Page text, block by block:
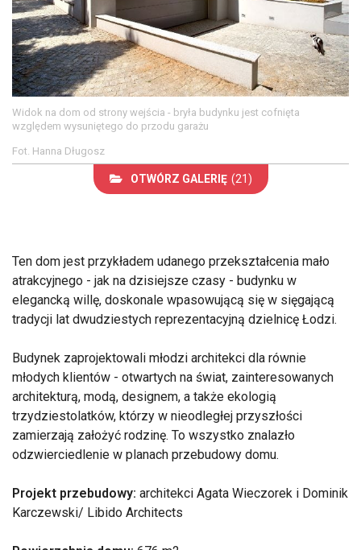
Widok na dom od strony wejścia - bryła budynku jest cofnięta
względem wysuniętego do przodu garażu
Fot. Hanna Długosz
OTWÓRZ GALERIĘ (21)
Ten dom jest przykładem udanego przekształcenia mało
atrakcyjnego - jak na dzisiejsze czasy - budynku w
elegancką willę, doskonale wpasowującą się w sięgającą
tradycji lat dwudziestych reprezentacyjną dzielnicę Łodzi.
Budynek zaprojektowali młodzi architekci dla równie
młodych klientów - otwartych na świat, zainteresowanych
architekturą, modą, designem, a także ekologią
trzydziestolatków, którzy w nieodległej przyszłości
zamierzają założyć rodzinę. To wszystko znalazło
odzwierciedlenie w planach przebudowy domu.
Projekt przebudowy: architekci Agata Wieczorek i Dominik
Karczewski/ Libido Architects